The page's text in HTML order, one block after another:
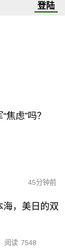
登陆
虑”吗？
45分钟前
海，美日的双
阅读 7548